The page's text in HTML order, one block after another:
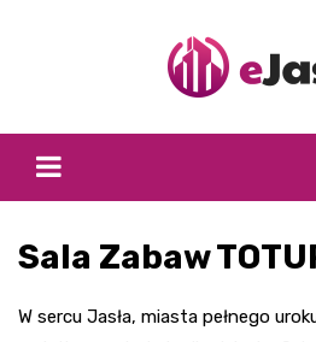
Sala Zabaw
W sercu Jasła, miasta pełnego